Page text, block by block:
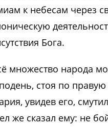
к небесам через
Бога.
множество народа
стоя по
увидев его,
же сказал ему: не